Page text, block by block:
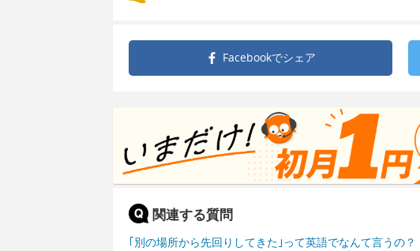
Facebookでシェア
関連する質問
｢別の場所から先回りしてきた｣って英語でなんて言うの？